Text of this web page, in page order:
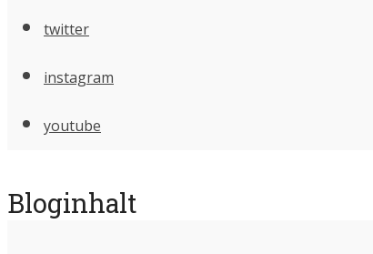
twitter
instagram
youtube
Bloginhalt